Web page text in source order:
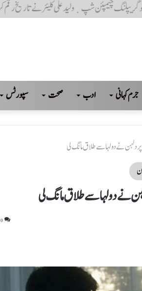
جرم کہانی ادب صحت سپورٹس
دلہن نے دولہا سے طلاق مانگ لی
نے دولہا سے طلاق مانگ لی
0